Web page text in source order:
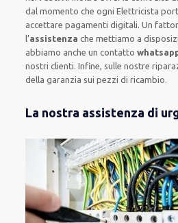
dal momento che ogni Elettricista
accettare pagamentidigitali.Un
l’assistenza che mettiamo a
abbiamo anche uncontatto
nostri clienti.Infine, sulle nostre
dellagaranzia sui pezzi di ricambio.
La nostra assistenza di